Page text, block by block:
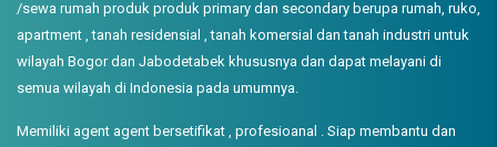
/sewa rumah produk produk primary dan secondary berupa rumah, ruko,
apartment , tanah residensial , tanah komersial dan tanah industri untuk
wilayah Bogor dan Jabodetabek khususnya dan dapat melayani di
semua wilayah di Indonesia pada umumnya.
Memiliki agent agent bersetifikat , profesioanal . Siap membantu dan